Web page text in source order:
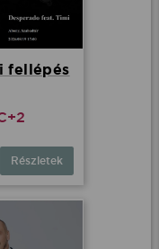
fellépés
Részletek